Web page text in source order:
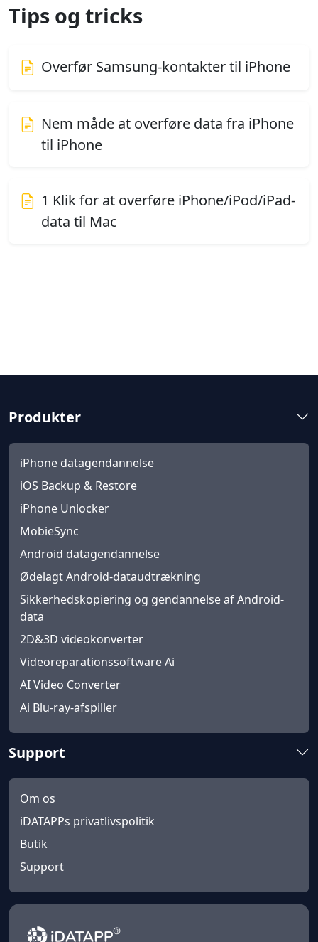
Tips og tricks
Overfør Samsung-kontakter til iPhone
Nem måde at overføre data fra iPhone
til iPhone
1 Klik for at overføre iPhone/iPod/iPad-
data til Mac
Produkter
iPhone datagendannelse
iOS Backup & Restore
iPhone Unlocker
MobieSync
Android datagendannelse
Ødelagt Android-dataudtrækning
Sikkerhedskopiering og gendannelse af Android-
data
2D&3D videokonverter
Videoreparationssoftware Ai
AI Video Converter
Ai Blu-ray-afspiller
Support
Om os
iDATAPPs privatlivspolitik
Butik
Support